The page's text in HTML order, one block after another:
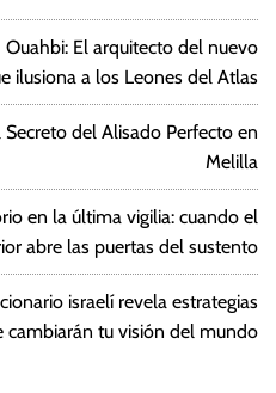
El arquitecto del nuevo
ilusiona a los Leones del Atlas
Secreto del Alisado Perfecto en
Melilla
en la última vigilia: cuando el
abre las puertas del sustento
israelí revela estrategias
cambiarán tu visión del mundo